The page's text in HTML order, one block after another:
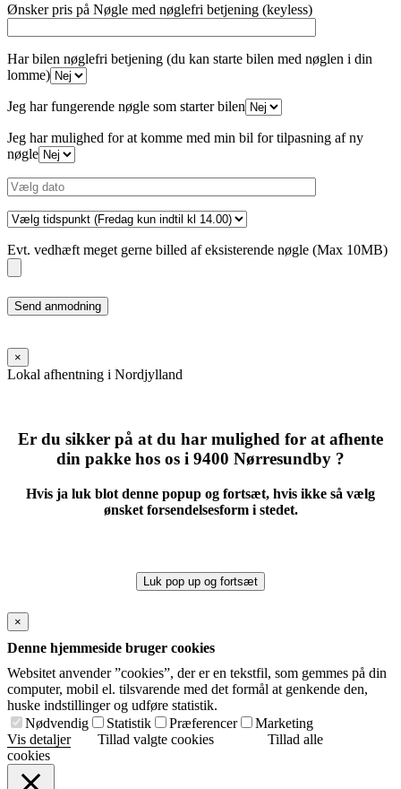
Ønsker pris på Nøgle med nøglefri betjening (keyless)
Har bilen nøglefri betjening (du kan starte bilen med nøglen i din
lomme)
Jeg har fungerende nøgle som starter bilen
Jeg har mulighed for at komme med min bil for tilpasning af ny
nøgle
Evt. vedhæft meget gerne billed af eksisterende nøgle (Max 10MB)
Please
leave
field
empty.
×
Lokal afhentning i Nordjylland
Er du sikker på at du har mulighed for at afhente
din pakke hos os i 9400 Nørresundby ?
Hvis ja luk blot denne popup og fortsæt, hvis ikke så vælg
ønsket forsendelsesform i stedet.
Luk pop up og fortsæt
×
Denne hjemmeside bruger cookies
Websitet anvender ”cookies”, der er en tekstfil, som gemmes på din
computer, mobil el. tilsvarende med det formål at genkende den,
huske indstillinger og udføre statistik.
Nødvendig
Statistik Præferencer
Marketing
Vis detaljer
Tillad valgte cookies
Tillad alle
cookies